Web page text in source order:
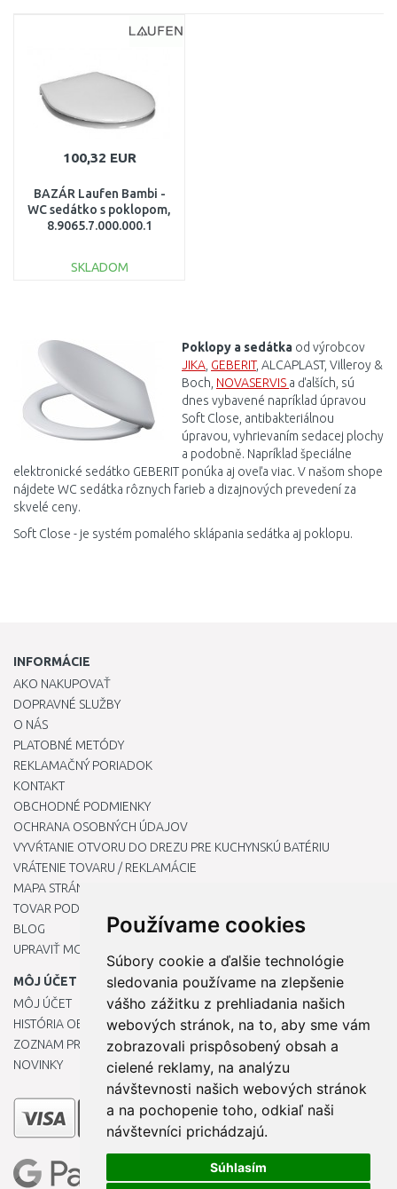
Používame cookies
Súbory cookie a ďalšie technológie
sledovania používame na zlepšenie
vášho zážitku z prehliadania našich
webových stránok, na to, aby sme vám
zobrazovali prispôsobený obsah a
cielené reklamy, na analýzu
návštevnosti našich webových stránok
a na pochopenie toho, odkiaľ naši
návštevníci prichádzajú.
Súhlasím
100,32 EUR
BAZÁR Laufen Bambi -
WC sedátko s poklopom,
8.9065.7.000.000.1
SKLADOM
Poklopy a sedátka od výrobcov
JIKA GEBERIT, ALCAPLAST, Villeroy &
Boch NOVASERVIS a ďalších, sú
dnes vybavené napríklad úpravou
Soft Close antibakteriálnou
úpravou vyhrievaním sedacej plochy
a podobně. Napríklad špeciálne
elektronické sedátko GEBERIT ponúka aj oveľa viac. V našom shope
nájdete WC sedátka rôznych farieb a dizajnových prevedení za
skvelé ceny.
Soft Close - je systém pomalého sklápania sedátka aj poklopu.
INFORMÁCIE
AKO NAKUPOVAŤ
DOPRAVNÉ SLUŽBY
O NÁS
PLATOBNÉ METÓDY
REKLAMAČNÝ PORIADOK
KONTAKT
OBCHODNÉ PODMIENKY
OCHRANA OSOBNÝCH ÚDAJOV
VYVŔTANIE OTVORU DO DREZU PRE KUCHYNSKÚ BATÉRIU
VRÁTENIE TOVARU / REKLAMÁCIE
MAPA STRÁNOK
TOVAR PODĽA ZNAČIEK
BLOG
UPRAVIŤ MOJE PREDVOĽBY COOKIES
MÔJ ÚČET
MÔJ ÚČET
HISTÓRIA OBJEDNÁVOK
ZOZNAM PRIANÍ
NOVINKY